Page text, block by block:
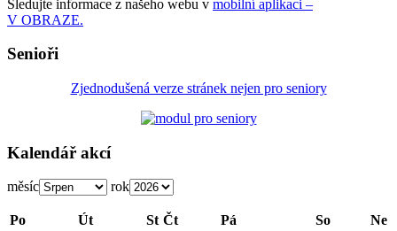
Sledujte informace z našeho webu v mobilní aplikaci –
V OBRAZE.
Senioři
Zjednodušená verze stránek nejen pro seniory
Kalendář akcí
měsíc rok
Po Út St Čt Pá So
Ne